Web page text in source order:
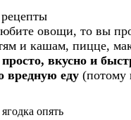
овощи, то вы
и кашам, пицце,
вкусно и
еду (потому